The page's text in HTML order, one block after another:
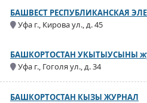
БАШВЕСТ РЕСПУБЛИКАНСКАЯ
Уфа г., Кирова ул., д. 45
БАШКОРТОСТАН УКЫТЫУСЫНЫ
Уфа г., Гоголя ул., д. 34
БАШКОРТОСТАН КЫЗЫ ЖУРНАЛ